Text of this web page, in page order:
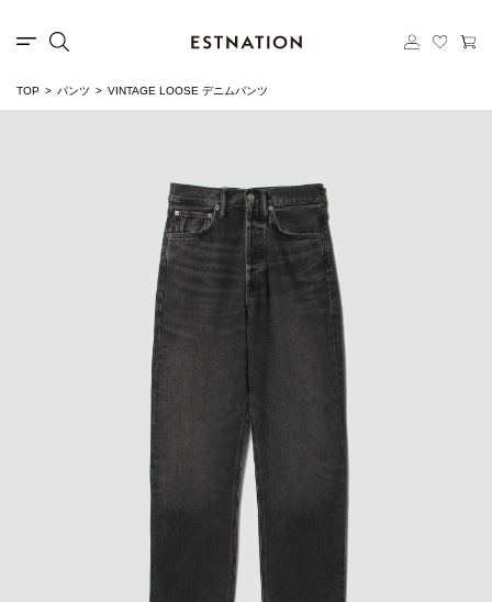
TOP パンツ VINTAGE LOOSE デニムパンツ